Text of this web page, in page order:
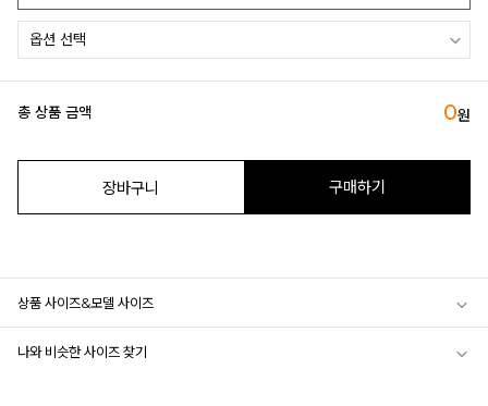
총 상품 금액 0원
장바구니 구매하기
상품 사이즈&모델 사이즈
나와 비슷한 사이즈 찾기